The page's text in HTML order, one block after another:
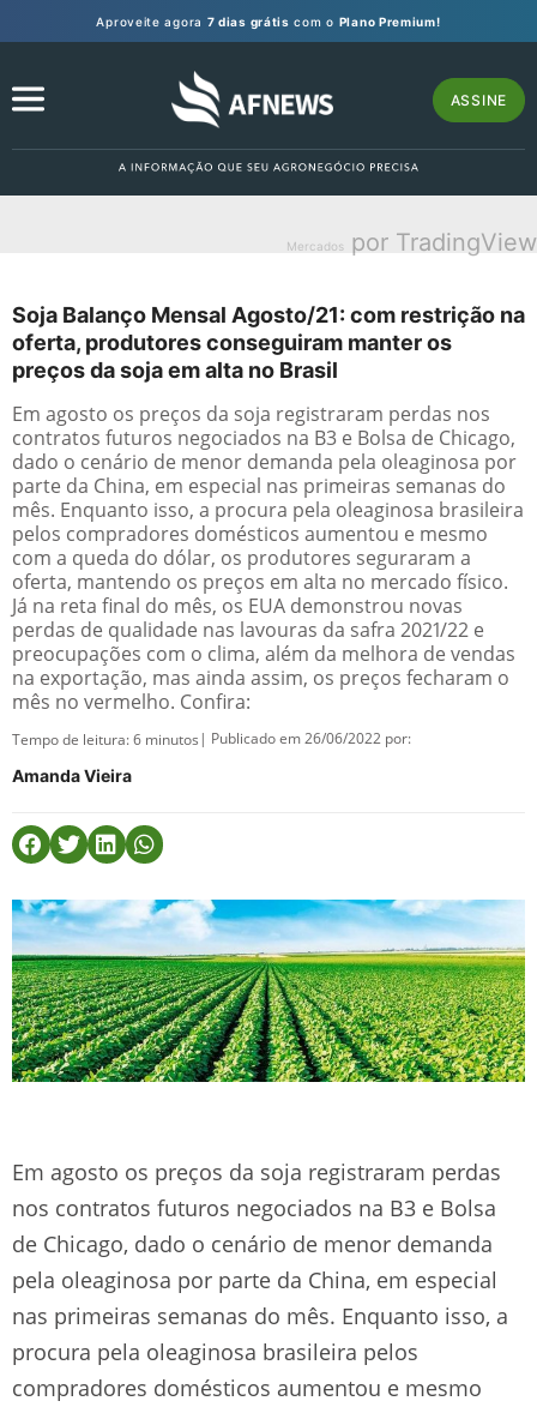
Aproveite agora 7 dias grátis com o Plano Premium!
ASSINE
Mercados por TradingView
Soja Balanço Mensal Agosto/21: com restrição na
oferta, produtores conseguiram manter os
preços da soja em alta no Brasil
Em agosto os preços da soja registraram perdas nos
contratos futuros negociados na B3 e Bolsa de Chicago,
dado o cenário de menor demanda pela oleaginosa por
parte da China, em especial nas primeiras semanas do
mês. Enquanto isso, a procura pela oleaginosa brasileira
pelos compradores domésticos aumentou e mesmo
com a queda do dólar, os produtores seguraram a
oferta, mantendo os preços em alta no mercado físico.
Já na reta final do mês, os EUA demonstrou novas
perdas de qualidade nas lavouras da safra 2021/22 e
preocupações com o clima, além da melhora de vendas
na exportação, mas ainda assim, os preços fecharam o
mês no vermelho. Confira:
Tempo de leitura:6 minutos | Publicado em 26/06/2022 por:
Amanda Vieira
Em agosto os preços da soja registraram perdas
nos contratos futuros negociados na B3 e Bolsa
de Chicago, dado o cenário de menor demanda
pela oleaginosa por parte da China, em especial
nas primeiras semanas do mês. Enquanto isso, a
procura pela oleaginosa brasileira pelos
compradores domésticos aumentou e mesmo